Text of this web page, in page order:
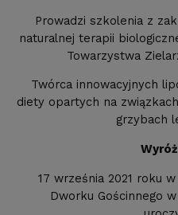
Prowadzi szkolenia z
naturalnej terapii
Towarzystwa
Twórca innowacyjnych
diety opartych na
grzybach
17 września 2021 roku
Dworku Gościnnego